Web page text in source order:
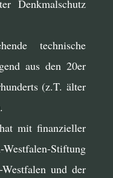
Denkmalschutz
technische
aus den 20er
(z.T. älter
mit finanzieller
Stiftung
und der